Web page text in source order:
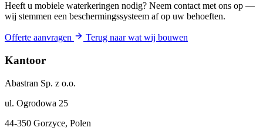
Heeft u mobiele waterkeringen nodig? Neem contact met ons op —
wij stemmen een beschermingssysteem af op uw behoeften.
Offerte aanvragen Terug naar wat wij bouwen
Kantoor
Abastran Sp. z o.o.
ul. Ogrodowa 25
44-350 Gorzyce, Polen